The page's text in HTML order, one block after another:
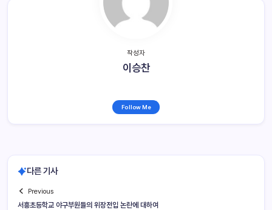
작성자
이승찬
Follow Me
다른 기사
Previous
서흥초등학교 야구부원들의 위장전입 논란에 대하여